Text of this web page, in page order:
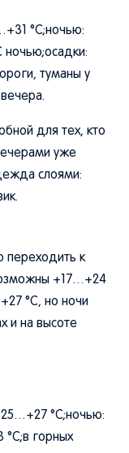
°C;ночью:
туманы у
для тех, кто
уже
слоями:
переходить к
+17…+24
°C, но ночи
и на высоте
°C;ночью:
горных